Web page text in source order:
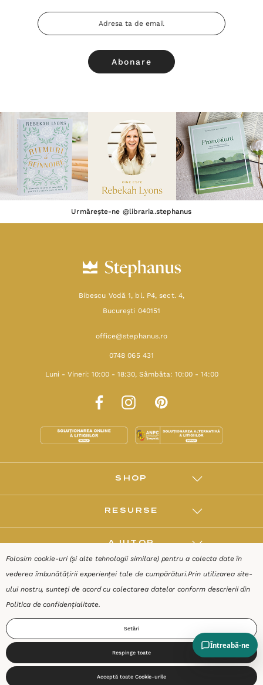
Adresa
Email
Urmărește-ne @libraria.stephanus
Bibescu Vodă 1, bl. P4, sect. 4,
Bucureşti 040151
office@stephanus.ro
0748 065 431
Luni - Vineri: 10:00 - 18:30, Sâmbăta: 10:00 - 14:00
SHOP
RESURSE
AJUTOR
DESPRE
Folosim cookie-uri (și alte tehnologii similare) pentru a colecta date în
vederea îmbunătățirii experienței tale de cumpărături.Prin utilizarea site-
ului nostru, sunteți de acord cu colectarea datelor conform descrierii din
Politica de confidențialitate.
Setări
Respinge toate
Acceptă toate Cookie-urile